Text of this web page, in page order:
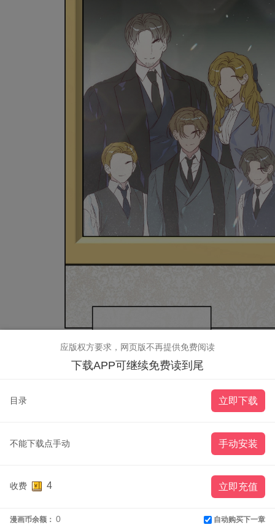
应版权方要求，网页版不再提供免费阅读
下载APP可继续免费读到尾
目录 立即下载
不能下载点手动 手动安装
收费 4 立即充值
漫画币余额： 0 自动购买下一章